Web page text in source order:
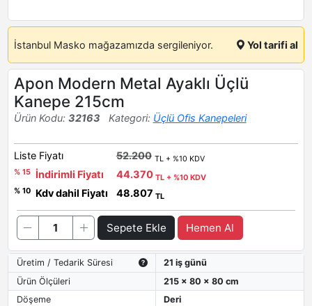
İstanbul Masko mağazamızda sergileniyor. Yol tarifi al
Apon Modern Metal Ayaklı Üçlü
Kanepe 215cm
Ürün Kodu: 32163 Kategori: Üçlü Ofis Kanepeleri
Liste Fiyatı 52.200 TL + %10 KDV
% 15
İndirimli Fiyatı 44.370 TL + %10 KDV
% 10
Kdv dahil Fiyatı 48.807 TL
Sepete Ekle Hemen Al
Üretim / Tedarik Süresi
21 iş günü
Ürün Ölçüleri
215 x 80 x 80 cm
Döşeme
Deri